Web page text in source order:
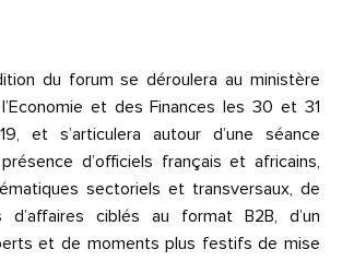
du forum se déroulera au ministère
et des Finances les 30 et 31
et s’articulera autour d’une séance
d’officiels français et africains,
sectoriels et transversaux, de
d’affaires ciblés au format B2B, d’un
et de moments plus festifs de mise